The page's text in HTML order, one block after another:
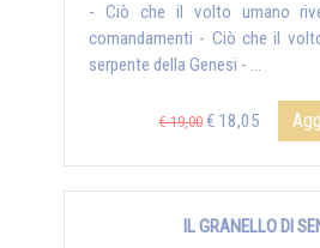
- Ciò che il volto umano
comandamenti - Ciò che il
serpente della Genesi - ...
€ 19,00 € 18,05
IL GRANELLO DI